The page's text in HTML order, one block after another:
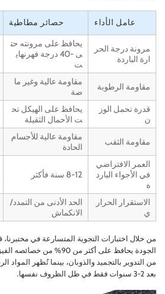
عامل الأداء حصائر مطاطية
مرونة درجة الحر
ارة الباردة
يحافظ على مرونته حت
ى -40 درجة فهرنهاي
ت
مقاومة الرطوبة
مقاومة عالية وغير ما
صة
قدرة تحمل الوز
ن
يحافظ على الهيكل تح
ت الأحمال الثقيلة
مقاومة الثقب
مقاومة عالية للأجسام
الحادة
العمر الافتراضي
في الأجواء البارد
ة
8-12 سنة فأكثر
الاستقرار الحرار
ي
الحد الأدنى من التمدد/
الانكماش
من خلال اختبارات التجوية المتسارعة في
من التدوير بالتجميد والذوبان، بينما تُظهر المواد
بعد 2-3 سنوات فقط في ظل الظروف نفسها.